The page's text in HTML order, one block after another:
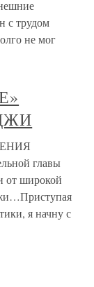
с трудом
не мог
главы
от широкой
я начну с